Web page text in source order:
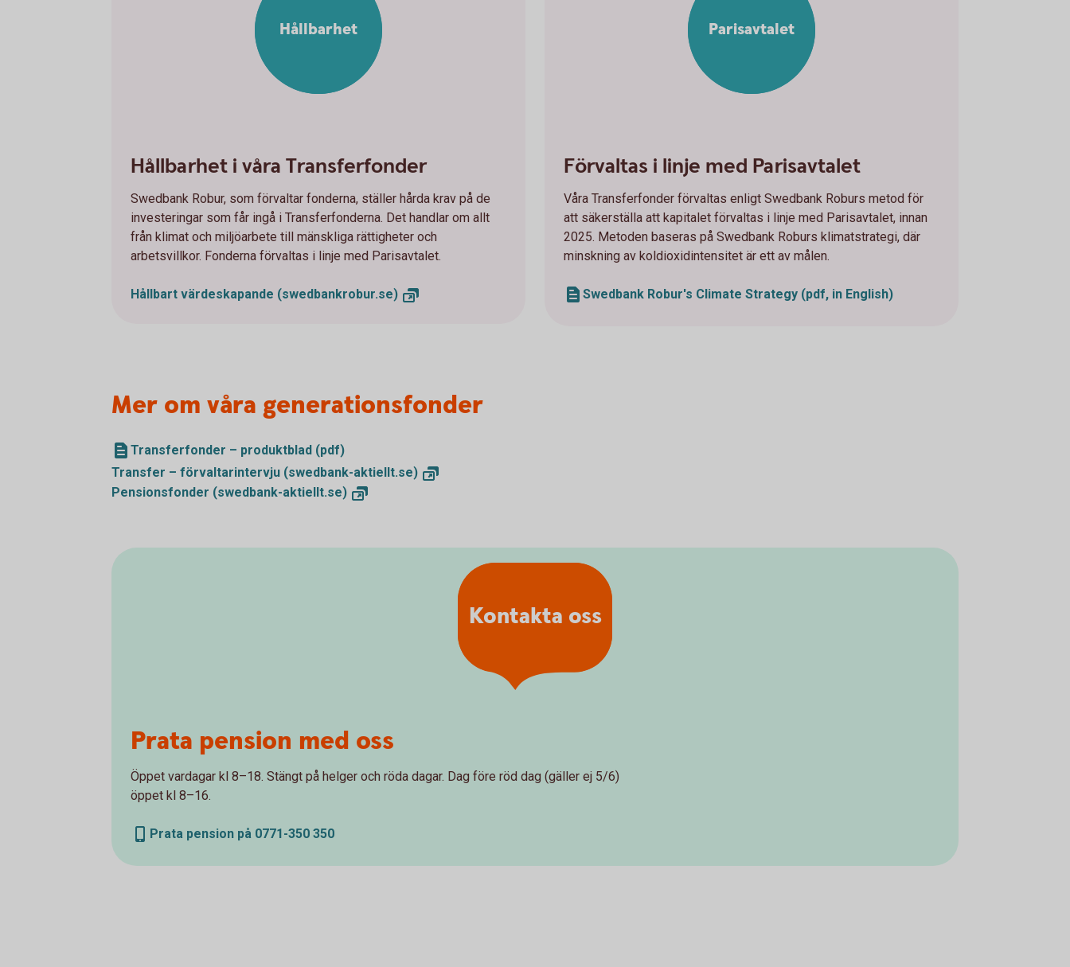
Hållbarhet
Hållbarhet i våra Transferfonder
Swedbank Robur, som förvaltar fonderna, ställer hårda krav på de
investeringar som får ingå i Transferfonderna. Det handlar om allt
från klimat och miljöarbete till mänskliga rättigheter och
arbetsvillkor. Fonderna förvaltas i linje med Parisavtalet.
Hållbart värdeskapande (swedbankrobur.se)
Parisavtalet
Förvaltas i linje med Parisavtalet
Våra Transferfonder förvaltas enligt Swedbank Roburs metod för
att säkerställa att kapitalet förvaltas i linje med Parisavtalet, innan
2025. Metoden baseras på Swedbank Roburs klimatstrategi, där
minskning av koldioxidintensitet är ett av målen.
Swedbank Robur's Climate Strategy (pdf, in English)
Mer om våra generationsfonder
Transferfonder – produktblad (pdf)
Transfer – förvaltarintervju (swedbank-aktiellt.se)
Pensionsfonder (swedbank-aktiellt.se)
Kontakta oss
Prata pension med oss
Öppet vardagar kl 8–18. Stängt på helger och röda dagar. Dag före röd dag (gäller ej 5/6)
öppet kl 8–16.
Prata pension på 0771-350 350